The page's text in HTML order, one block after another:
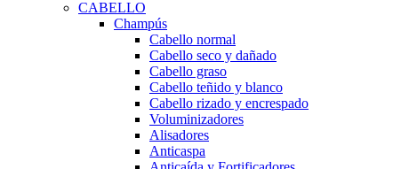
CABELLO
Champús
Cabello normal
Cabello seco y dañado
Cabello graso
Cabello teñido y blanco
Cabello rizado y encrespado
Voluminizadores
Alisadores
Anticaspa